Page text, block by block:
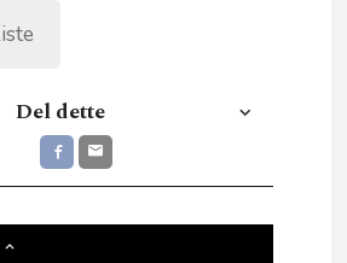
Del dette